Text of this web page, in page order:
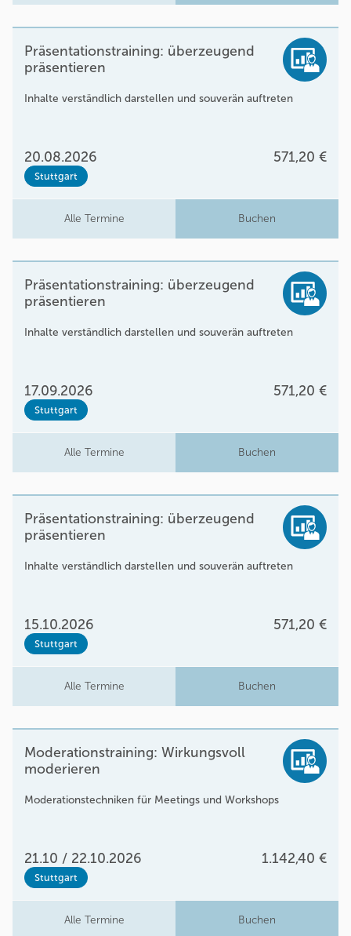
Präsentationstraining: überzeugend
präsentieren
Inhalte verständlich darstellen und souverän auftreten
20.08.2026 571,20 €
Stuttgart
Alle Termine Buchen
Präsentationstraining: überzeugend
präsentieren
Inhalte verständlich darstellen und souverän auftreten
17.09.2026 571,20 €
Stuttgart
Alle Termine Buchen
Präsentationstraining: überzeugend
präsentieren
Inhalte verständlich darstellen und souverän auftreten
15.10.2026 571,20 €
Stuttgart
Alle Termine Buchen
Moderationstraining: Wirkungsvoll
moderieren
Moderationstechniken für Meetings und Workshops
21.10 / 22.10.2026 1.142,40 €
Stuttgart
Alle Termine Buchen